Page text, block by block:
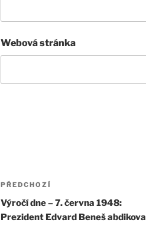
Webová stránka
Navigace
pro
příspěvek
Předchozí
příspěvek
PŘEDCHOZÍ
Výročí dne – 7. června 1948:
Prezident Edvard Beneš